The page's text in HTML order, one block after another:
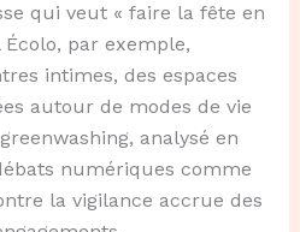
qui veut « faire la fête en
par exemple,
intimes, des espaces
autour de modes de vie
analysé en
numériques comme
la vigilance accrue des